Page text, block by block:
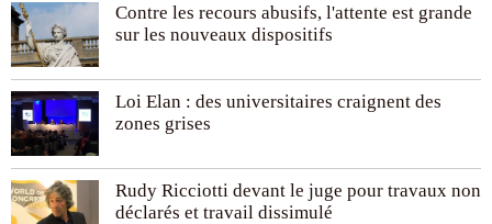
Contre les recours abusifs, l'attente est grande
sur les nouveaux dispositifs
Loi Elan : des universitaires craignent des
zones grises
Rudy Ricciotti devant le juge pour travaux non
déclarés et travail dissimulé